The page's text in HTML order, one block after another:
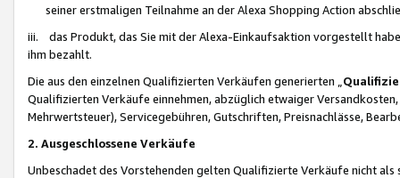
seiner erstmaligen Teilnahme an der Alexa Shopping Action
iii. das Produkt, das Sie mit der Alexa-Einkaufsaktion vorgestellt
ihm bezahlt.
Die aus den einzelnen Qualifizierten Verkäufen generierten „
Qualifizierten Verkäufe einnehmen, abzüglich etwaiger
Mehrwertsteuer), Servicegebühren, Gutschriften, Preisnachlässe,
2. Ausgeschlossene Verkäufe
Unbeschadet des Vorstehenden gelten Qualifizierte Verkäufe nicht